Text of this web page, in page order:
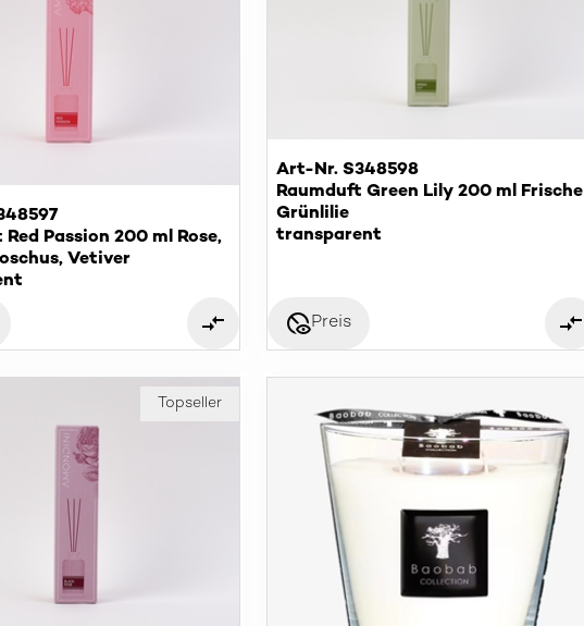
Passion 200 ml Rose,
Vetiver
Art-Nr. S348598
Raumduft Green Lily 200 ml Frische
Grünlilie
transparent
disabled_visiblePreis
Topseller